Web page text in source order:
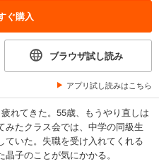
ぐ購入
ブラウザ試し読み
アプリ試し読みはこちら
れてきた。55歳、もうやり直しは
みたクラス会では、中学の同級生
ていた。失職を受け入れてくれる
子のことが気にかかる。